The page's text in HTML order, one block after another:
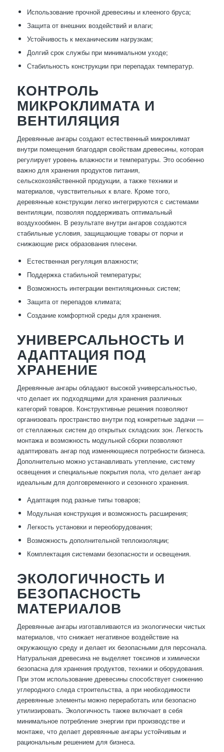
Использование прочной древесины и клееного бруса;
Защита от внешних воздействий и влаги;
Устойчивость к механическим нагрузкам;
Долгий срок службы при минимальном уходе;
Стабильность конструкции при перепадах температур.
КОНТРОЛЬ
МИКРОКЛИМАТА И
ВЕНТИЛЯЦИЯ
Деревянные ангары создают естественный микроклимат
внутри помещения благодаря свойствам древесины, которая
регулирует уровень влажности и температуры. Это особенно
важно для хранения продуктов питания,
сельскохозяйственной продукции, а также техники и
материалов, чувствительных к влаге. Кроме того,
деревянные конструкции легко интегрируются с системами
вентиляции, позволяя поддерживать оптимальный
воздухообмен. В результате внутри ангаров создаются
стабильные условия, защищающие товары от порчи и
снижающие риск образования плесени.
Естественная регуляция влажности;
Поддержка стабильной температуры;
Возможность интеграции вентиляционных систем;
Защита от перепадов климата;
Создание комфортной среды для хранения.
УНИВЕРСАЛЬНОСТЬ И
АДАПТАЦИЯ ПОД
ХРАНЕНИЕ
Деревянные ангары обладают высокой универсальностью,
что делает их подходящими для хранения различных
категорий товаров. Конструктивные решения позволяют
организовать пространство внутри под конкретные задачи —
от стеллажных систем до открытых складских зон. Легкость
монтажа и возможность модульной сборки позволяют
адаптировать ангар под изменяющиеся потребности бизнеса.
Дополнительно можно устанавливать утепление, систему
освещения и специальные покрытия пола, что делает ангар
идеальным для долговременного и сезонного хранения.
Адаптация под разные типы товаров;
Модульная конструкция и возможность расширения;
Легкость установки и переоборудования;
Возможность дополнительной теплоизоляции;
Комплектация системами безопасности и освещения.
ЭКОЛОГИЧНОСТЬ И
БЕЗОПАСНОСТЬ
МАТЕРИАЛОВ
Деревянные ангары изготавливаются из экологически чистых
материалов, что снижает негативное воздействие на
окружающую среду и делает их безопасными для персонала.
Натуральная древесина не выделяет токсинов и химически
безопасна для хранения продуктов, техники и оборудования.
При этом использование древесины способствует снижению
углеродного следа строительства, а при необходимости
деревянные элементы можно переработать или безопасно
утилизировать. Экологичность также включает в себя
минимальное потребление энергии при производстве и
монтаже, что делает деревянные ангары устойчивым и
рациональным решением для бизнеса.